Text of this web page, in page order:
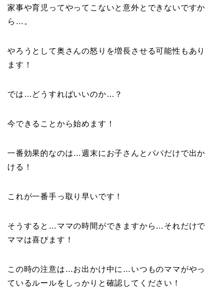
家事や育児ってやってこないと意外とできないですか
ら…。
やろうとして奥さんの怒りを増長させる可能性もあり
ます！
では…どうすればいいのか…？
今できることから始めます！
一番効果的なのは…週末にお子さんとパパだけで出か
ける！
これが一番手っ取り早いです！
そうすると…ママの時間ができますから…それだけで
ママは喜びます！
この時の注意は…お出かけ中に…いつものママがやっ
ているルールをしっかりと確認してください！